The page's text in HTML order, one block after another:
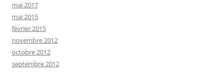
mai 2017
mai 2015
février 2015
novembre 2012
octobre 2012
septembre 2012